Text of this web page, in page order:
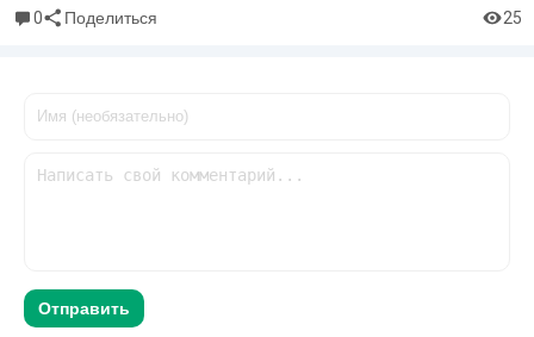
0 Поделиться 25
Отправить